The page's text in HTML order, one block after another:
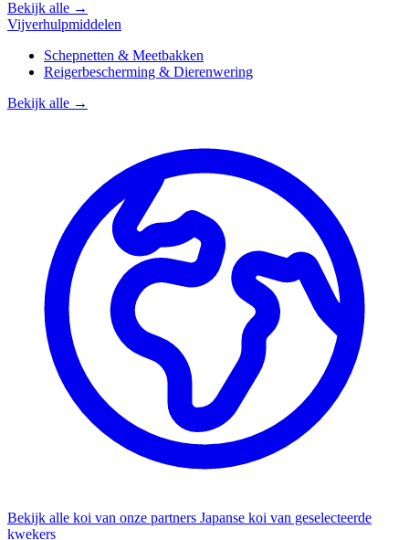
Bekijk alle →
Vijverhulpmiddelen
Schepnetten & Meetbakken
Reigerbescherming & Dierenwering
Bekijk alle →
Bekijk alle koi van onze partners Japanse koi van geselecteerde
kwekers